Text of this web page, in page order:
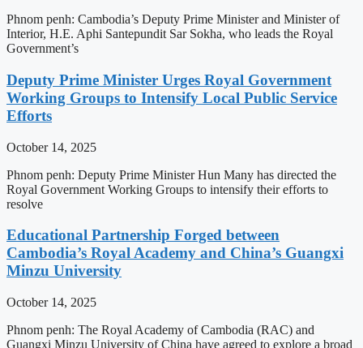
Phnom penh: Cambodia’s Deputy Prime Minister and Minister of
Interior, H.E. Aphi Santepundit Sar Sokha, who leads the Royal
Government’s
Deputy Prime Minister Urges Royal Government
Working Groups to Intensify Local Public Service
Efforts
October 14, 2025
Phnom penh: Deputy Prime Minister Hun Many has directed the
Royal Government Working Groups to intensify their efforts to
resolve
Educational Partnership Forged between
Cambodia’s Royal Academy and China’s Guangxi
Minzu University
October 14, 2025
Phnom penh: The Royal Academy of Cambodia (RAC) and
Guangxi Minzu University of China have agreed to explore a broad